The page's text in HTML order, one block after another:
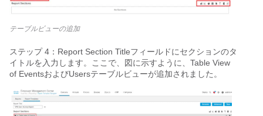
テーブルビューの追加
ステップ 4： Report Section Titleフィールドにセクションのタ
イトルを入力します。ここで、図に示すように、 Table View
of EventsおよびUsersテーブルビューが追加されました。